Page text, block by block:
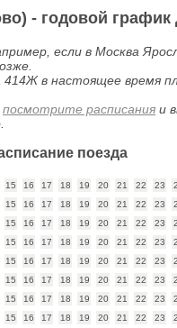
- годовой
если в Москва
414Ж в настоящее время
посмотрите расписания и
поезда
15 16 17 18 19 20 21 22 23
15 16 17 18 19 20 21 22 23
15 16 17 18 19 20 21 22 23
15 16 17 18 19 20 21 22 23
15 16 17 18 19 20 21 22 23
15 16 17 18 19 20 21 22 23
15 16 17 18 19 20 21 22 23
15 16 17 18 19 20 21 22 23